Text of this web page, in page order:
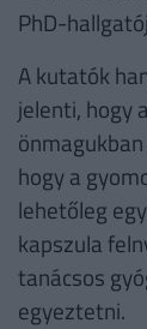
PhD-
A kutatók
jelenti, hogy
hogy a
lehetőleg
kapszula
tanácsos
egyeztetni.